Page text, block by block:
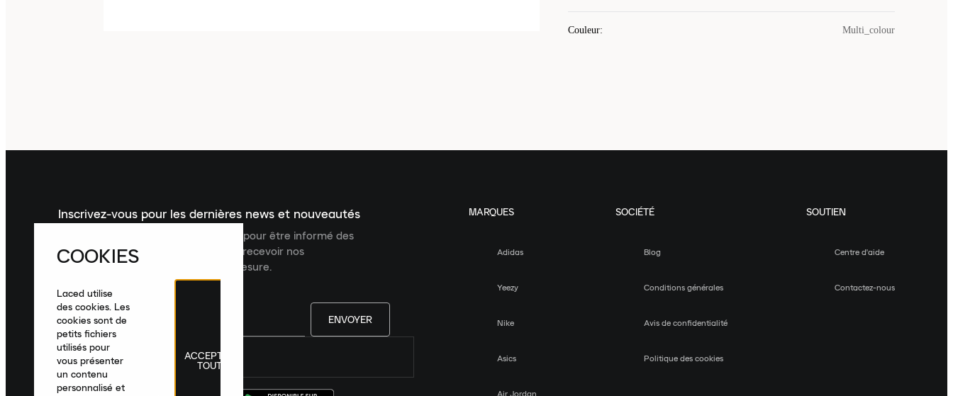
Couleur: Multi_colour
Inscrivez-vous pour les dernières news et nouveautés
Inscrivez-vous à la newsletter Laced pour être informé des
dernières nouveautés, collections et recevoir nos
recommandations de produits sur mesure.
ENVOYER
France|Français
MARQUES
Adidas
Yeezy
Nike
Asics
Air Jordan
SOCIÉTÉ
Blog
Conditions générales
Avis de confidentialité
Politique des cookies
SOUTIEN
Centre d'aide
Contactez-nous
COOKIES
Laced utilise
des cookies. Les
cookies sont de
petits fichiers
utilisés pour
vous présenter
un contenu
personnalisé et
ACCEPTER
TOUT